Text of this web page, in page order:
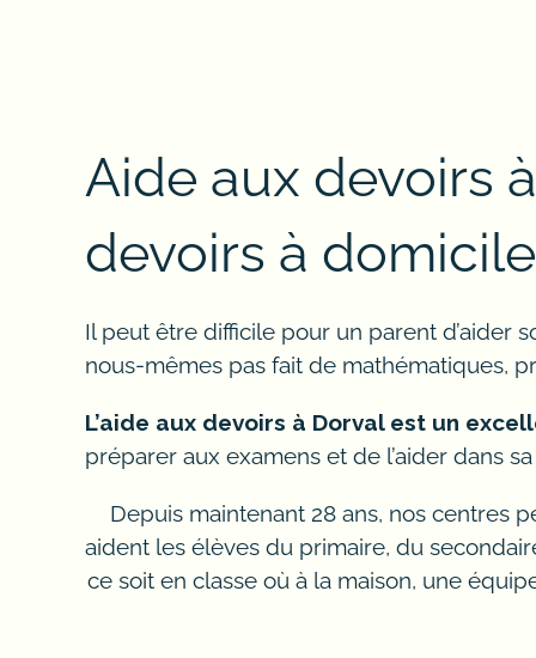
Aide aux devoirs
devoirs à
Il peut être difficile pour un parent d’aider
nous-mêmes pas fait de mathématiques,
L’aide aux devoirs à Dorval est un
préparer aux examens et de l’aider dans
Depuis maintenant 28 ans, nos centres
aident les élèves du primaire, du
ce soit en classe où à la maison, une